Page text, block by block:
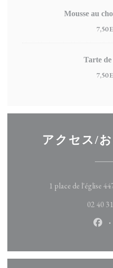
Mousse au
7,50
Tarte
7,50
アクセス/
1 place de l'église
02 40